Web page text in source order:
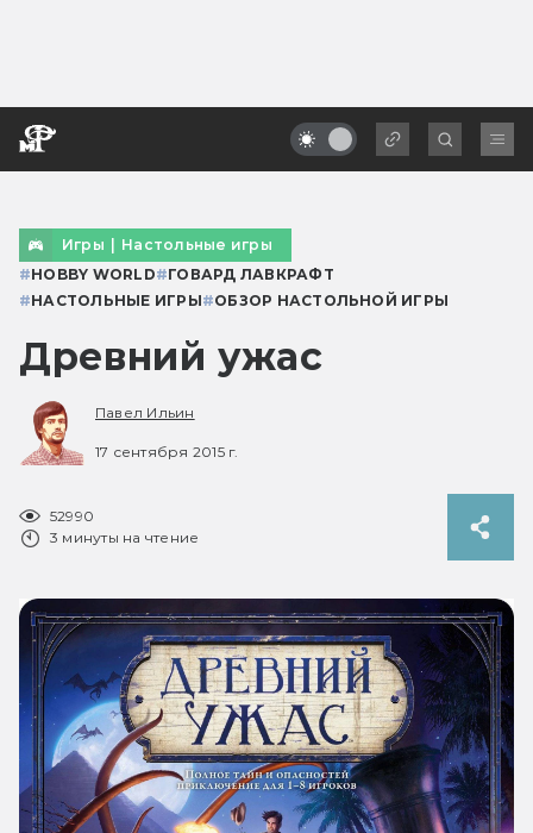
Игры | Настольные игры
#HOBBY WORLD#ГОВАРД ЛАВКРАФТ
#НАСТОЛЬНЫЕ ИГРЫ#ОБЗОР НАСТОЛЬНОЙ ИГРЫ
Древний ужас
Павел Ильин
17 сентября 2015 г.
52990
3 минуты на чтение